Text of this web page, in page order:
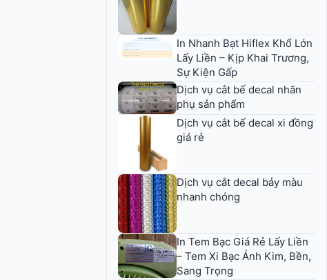
In Nhanh Bạt Hiflex Khổ Lớn
Lấy Liền – Kịp Khai Trương,
Sự Kiện Gấp
Dịch vụ cắt bế decal nhãn
phụ sản phẩm
Dịch vụ cắt bế decal xi đồng
giá rẻ
Dịch vụ cắt decal bảy màu
nhanh chóng
In Tem Bạc Giá Rẻ Lấy Liền
– Tem Xi Bạc Ánh Kim, Bền,
Sang Trọng